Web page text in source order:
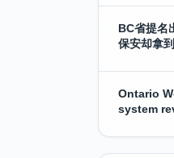
BC省提名
保安却拿
Ontario
system